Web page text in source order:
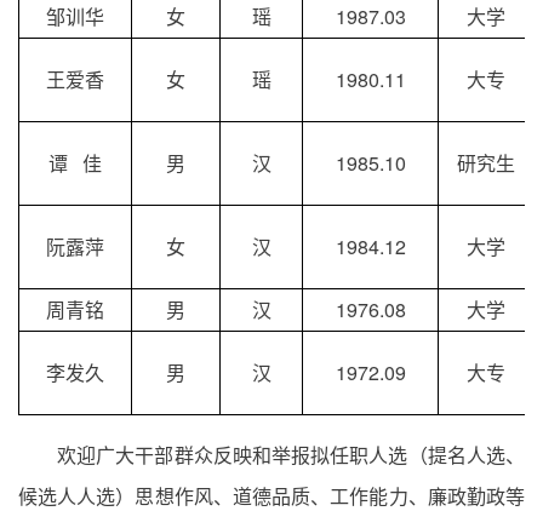
邹训华
女 瑶 1987.03 大学
王爱香 女 瑶 1980.11 大专
谭 佳 男 汉 1985.10 研究生
阮露萍 女 汉 1984.12 大学
周青铭 男 汉 1976.08 大学
李发久 男 汉 1972.09 大专
欢迎广大干部群众反映和举报拟任职人选（提名人选、
候选人人选）思想作风、道德品质、工作能力、廉政勤政等